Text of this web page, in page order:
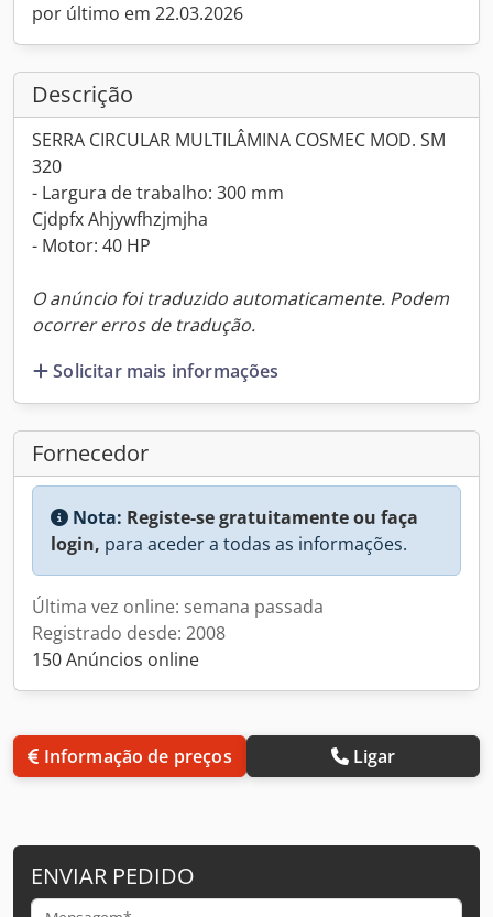
por último em 22.03.2026
Descrição
SERRA CIRCULAR MULTILÂMINA COSMEC MOD. SM
320
- Largura de trabalho: 300 mm
Cjdpfx Ahjywfhzjmjha
- Motor: 40 HP
O anúncio foi traduzido automaticamente. Podem
ocorrer erros de tradução.
Solicitar mais informações
Fornecedor
Nota: Registe-se gratuitamente ou faça
login, para aceder a todas as informações.
Última vez online: semana passada
Registrado desde: 2008
150 Anúncios online
Informação de preços Ligar
ENVIAR PEDIDO